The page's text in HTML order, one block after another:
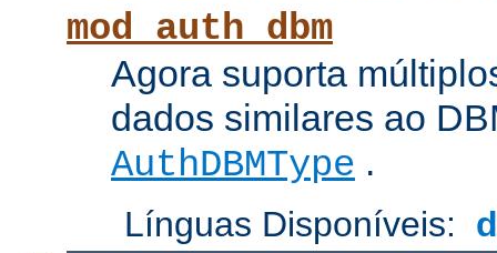
mod_auth_dbm
Agora suporta
dados similares ao
AuthDBMType .
Línguas Disponíveis: